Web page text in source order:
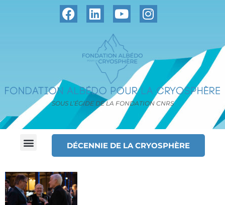
SOUS L’ÉGIDE DE LA FONDATION CNRS
DÉCENNIE DE LA CRYOSPHÈRE